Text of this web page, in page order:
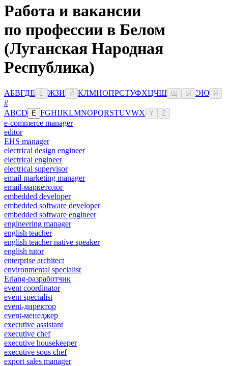
Работа и вакансии
по профессии в Белом
(Луганская Народная
Республика)
АБВГДЕ Ё ЖЗИ Й КЛМНОПРСТУФХЦЧШ Ы ЭЮ Я
#
ABCD E FGHIJKLMNOPQRSTUVWX Y Z
e-commerce manager
editor
EHS manager
electrical design engineer
electrical engineer
electrical supervisor
email marketing manager
email-маркетолог
embedded developer
embedded software developer
embedded software engineer
engineering manager
english teacher
english teacher native speaker
english tutor
enterprise architect
environmental specialist
Erlang-разработчик
event coordinator
event specialist
event-директор
event-менеджер
executive assistant
executive chef
executive housekeeper
executive sous chef
export sales manager